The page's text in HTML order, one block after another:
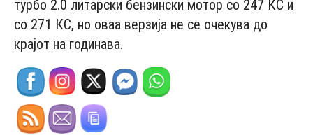
турбо 2.0 литарски бензински мотор со 247 КС и
со 271 КС, но оваа верзија не се очекува до
крајот на годинава.